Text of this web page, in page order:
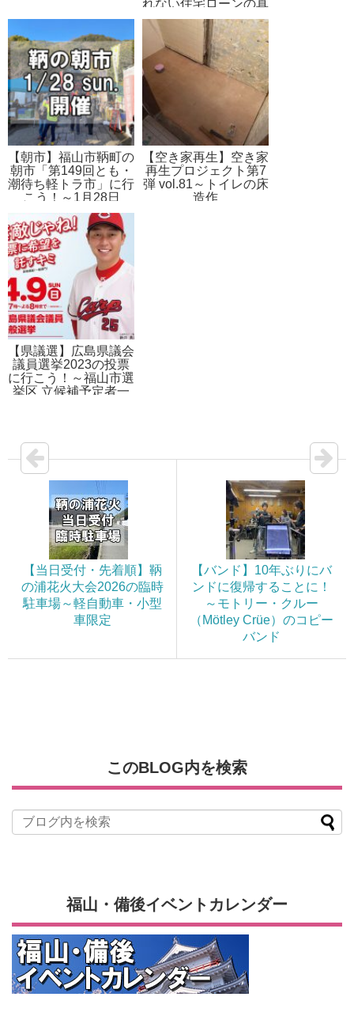
れない住宅ローンの真
実 vol.1
【朝市】福山市鞆町の
朝市「第149回とも・
潮待ち軽トラ市」に行
こう！～1月28日
（日）の出店者19店
を一挙にご紹介
【空き家再生】空き家
再生プロジェクト第7
弾 vol.81～トイレの床
造作
【県議選】広島県議会
議員選挙2023の投票
に行こう！～福山市選
挙区 立候補予定者一
【当日受付・先着順】鞆
の浦花火大会2026の臨時
駐車場～軽自動車・小型
車限定
【バンド】10年ぶりにバ
ンドに復帰することに！
～モトリー・クルー
（Mötley Crüe）のコピー
バンド
このBLOG内を検索
福山・備後イベントカレンダー